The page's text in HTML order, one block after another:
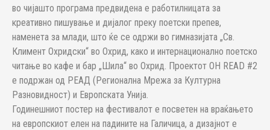
во чијашто програма предвидена е работилницата за
креативно пишување и дијалог преку поетски препев,
наменета за млади, што ќе се одржи во гимназијата „Св.
Климент Охридски“ во Охрид, како и интернационално поетско
читање во кафе и бар „Шила“ во Охрид. Проектот OH READ #2
e подржан од РЕАД (Регионална Мрежа за Културна
Разновидност) и Европската Унија.
Годинешниот постер на фестивалот е посветен на враќањето
на европскиот елен на падините на Галичица, а дизајнот е